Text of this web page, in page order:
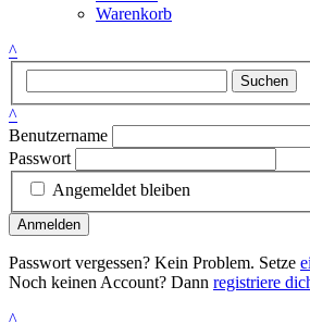
Warenkorb
^
Suchen
^
Benutzername
Passwort
Angemeldet bleiben
Anmelden
Passwort vergessen? Kein Problem. Setze
Noch keinen Account? Dann registriere
^